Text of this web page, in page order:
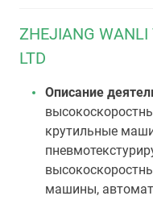
ZHEJIANG WANLI
LTD
Описание
крутильные
машины,